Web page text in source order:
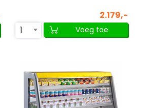
2.179,-
1
Voeg toe